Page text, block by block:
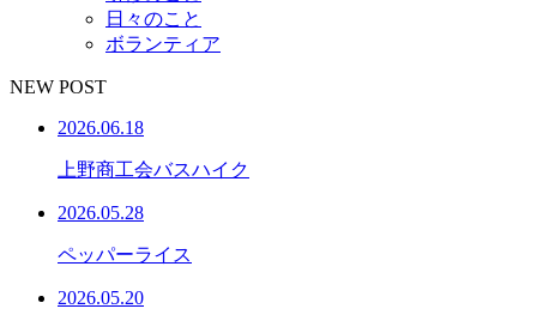
日々のこと
ボランティア
NEW POST
2026.06.18
上野商工会バスハイク
2026.05.28
ペッパーライス
2026.05.20